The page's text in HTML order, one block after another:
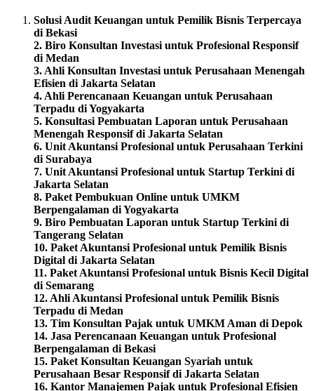
Solusi Audit Keuangan untuk Pemilik Bisnis Terpercaya
di Bekasi
2. Biro Konsultan Investasi untuk Profesional Responsif
di Medan
3. Ahli Konsultan Investasi untuk Perusahaan Menengah
Efisien di Jakarta Selatan
4. Ahli Perencanaan Keuangan untuk Perusahaan
Terpadu di Yogyakarta
5. Konsultasi Pembuatan Laporan untuk Perusahaan
Menengah Responsif di Jakarta Selatan
6. Unit Akuntansi Profesional untuk Perusahaan Terkini
di Surabaya
7. Unit Akuntansi Profesional untuk Startup Terkini di
Jakarta Selatan
8. Paket Pembukuan Online untuk UMKM
Berpengalaman di Yogyakarta
9. Biro Pembuatan Laporan untuk Startup Terkini di
Tangerang Selatan
10. Paket Akuntansi Profesional untuk Pemilik Bisnis
Digital di Jakarta Selatan
11. Paket Akuntansi Profesional untuk Bisnis Kecil Digital
di Semarang
12. Ahli Akuntansi Profesional untuk Pemilik Bisnis
Terpadu di Medan
13. Tim Konsultan Pajak untuk UMKM Aman di Depok
14. Jasa Perencanaan Keuangan untuk Profesional
Berpengalaman di Bekasi
15. Paket Konsultan Keuangan Syariah untuk
Perusahaan Besar Responsif di Jakarta Selatan
16. Kantor Manajemen Pajak untuk Profesional Efisien